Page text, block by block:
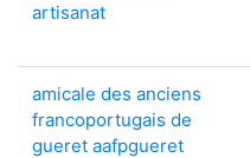
artisanat
amicale des anciens
francoportugais de
gueret aafpgueret